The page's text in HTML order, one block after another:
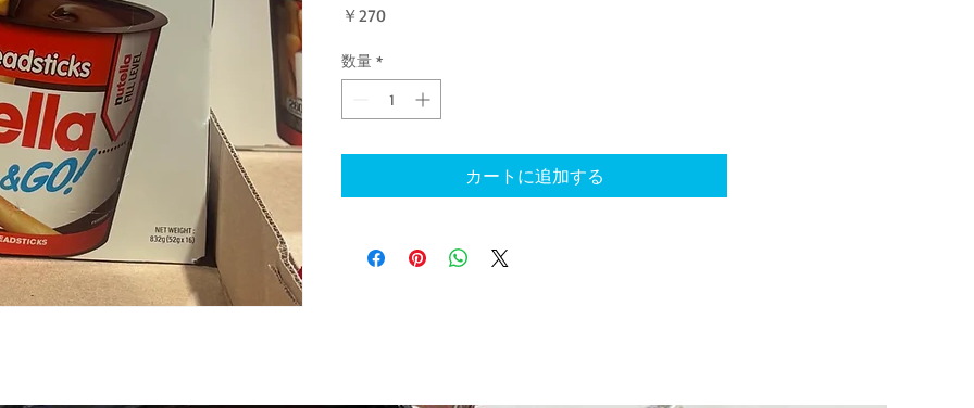
￥270価
数量 *
カートに追加する